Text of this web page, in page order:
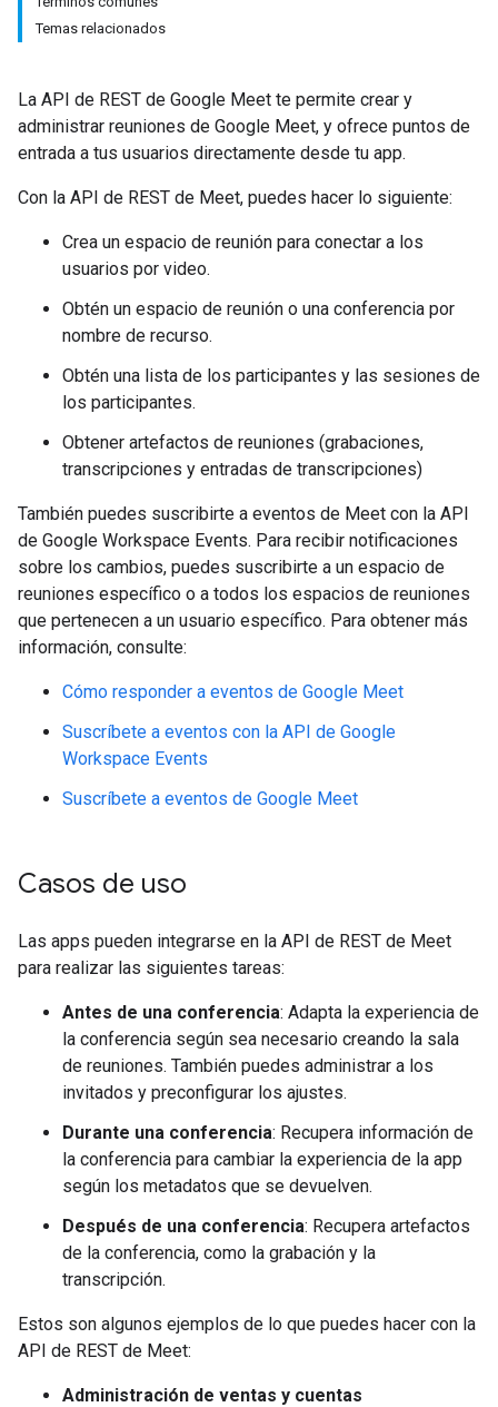
Temas relacionados
La API de REST de Google Meet te permite crear y
administrar reuniones de Google Meet, y ofrece puntos de
entrada a tus usuarios directamente desde tu app.
Con la API de REST de Meet, puedes hacer lo siguiente:
Crea un espacio de reunión para conectar a los
usuarios por video.
Obtén un espacio de reunión o una conferencia por
nombre de recurso.
Obtén una lista de los participantes y las sesiones de
los participantes.
Obtener artefactos de reuniones (grabaciones,
transcripciones y entradas de transcripciones)
También puedes suscribirte a eventos de Meet con la API
de Google Workspace Events. Para recibir notificaciones
sobre los cambios, puedes suscribirte a un espacio de
reuniones específico o a todos los espacios de reuniones
que pertenecen a un usuario específico. Para obtener más
información, consulte:
Cómo responder a eventos de Google Meet
Suscríbete a eventos con la API de Google
Workspace Events
Suscríbete a eventos de Google Meet
Casos de uso
Las apps pueden integrarse en la API de REST de Meet
para realizar las siguientes tareas:
Antes de una conferencia: Adapta la experiencia de
la conferencia según sea necesario creando la sala
de reuniones. También puedes administrar a los
invitados y preconfigurar los ajustes.
Durante una conferencia: Recupera información de
la conferencia para cambiar la experiencia de la app
según los metadatos que se devuelven.
Después de una conferencia: Recupera artefactos
de la conferencia, como la grabación y la
transcripción.
Estos son algunos ejemplos de lo que puedes hacer con la
API de REST de Meet:
Administración de ventas y cuentas